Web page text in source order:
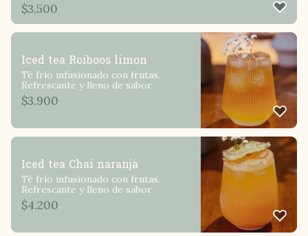
$3.500
Iced tea Roiboos limon
Té frío infusionado con frutas.
Refrescante y lleno de sabor.
$3.900
Iced tea Chai naranja
Té frío infusionado con frutas.
Refrescante y lleno de sabor.
$4.200